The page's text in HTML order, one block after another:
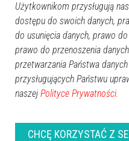
Użytkownikom przysługują
dostępu do swoich danych,
do usunięcia danych, prawo
prawo do przenoszenia
przetwarzania Państwa
przysługujących Państwu
naszej Polityce Prywatności.
CHCĘ KORZYSTAĆ Z